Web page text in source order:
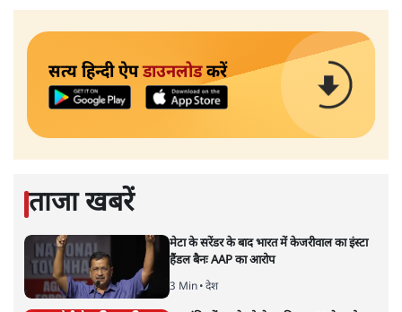
सत्य हिन्दी ऐपडाउनलोडकरें
ताजा खबरें
मेटा के सरेंडर के बाद भारत में केजरीवाल का इंस्टा
हैंडल बैनः AAP का आरोप
3 Min• देश